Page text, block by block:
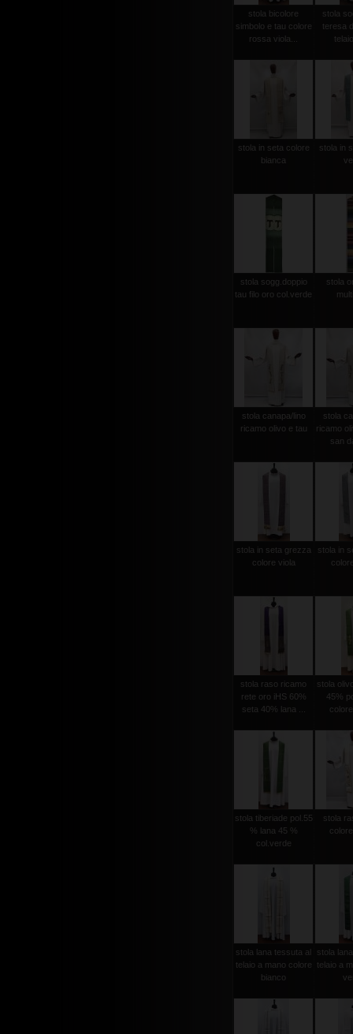
stola bicolore
simbolo e tau colore
rossa viola...
stola
teresa
stola in seta colore
bianca
stola in
stola sogg.doppio
tau filo oro col.verde
stola
stola canapa/lino
ricamo olivo e tau
stola
ricamo
san
stola in seta grezza
colore viola
stola in
stola raso ricamo
rete oro iHS 60%
seta 40% lana ...
stola
45%
stola tiberiade pol.55
% lana 45 %
col.verde
stola
stola lana tessuta al
telaio a mano colore
bianco
stola
telaio a